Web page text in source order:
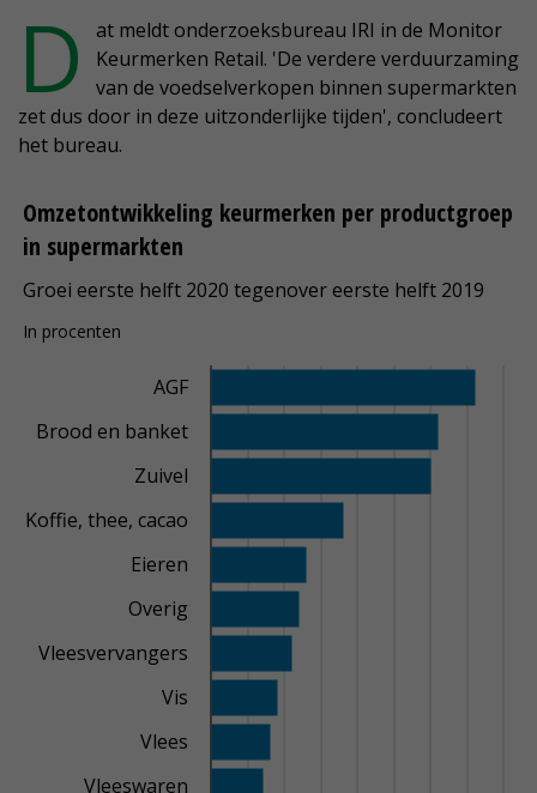
D
at meldt onderzoeksbureau IRI in de Monitor
Keurmerken Retail. 'De verdere verduurzaming
van de voedselverkopen binnen supermarkten
zet dus door in deze uitzonderlijke tijden', concludeert
het bureau.